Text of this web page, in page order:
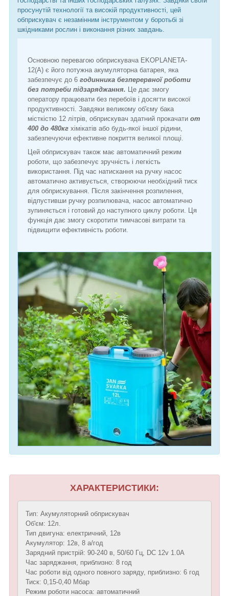
просунутій технології та високій продуктивності, цей
обприскувач є незамінним інструментом у боротьбі зі
шкідниками рослин і виконання різних завдань.
Основною перевагою обприскувача EKOPLANETA-
12(А) є його потужна акумуляторна батарея, яка
забезпечує до 6 годинника безперервної роботи
без потреби підзаряджання. Це дає змогу
оператору працювати без перебоїв і досягти високої
продуктивності. Завдяки великому об'єму бака
місткістю 12 літрів, обприскувач здатний прокачати от
400 до 480кг хімікатів або будь-якої іншої рідини,
забезпечуючи ефективне покриття великої площі.
Цей обприскувач також має автоматичний режим
роботи, що забезпечує зручність і легкість
використання. Під час натискання на ручку насос
автоматично активується, створюючи необхідний тиск
для обприскування. Після закінчення розпилення,
відпустивши ручку розпилювача, насос автоматично
зупиняється і готовий до наступного циклу роботи. Ця
функція дає змогу скоротити тимчасові витрати та
підвищити ефективність роботи.
ХАРАКТЕРИСТИКИ:
Тип: Акумуляторний обприскувач
Об'єм: 12л.
Тип двигуна: електричний, 12в
Акумулятор: 12в, 8 а/год
Зарядний пристрій: 90-240 в, 50/60 Гц, DC 12v 1.0A
Час заряджання, приблизно: 8 год
Час роботи від одного повного заряду, приблизно: 6 год
Тиск: 0,15-0,40 Мбар
Режим роботи насоса: автоматичний